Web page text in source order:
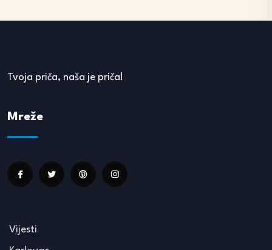
Tvoja priča, naša je priča!
Mreže
Vijesti